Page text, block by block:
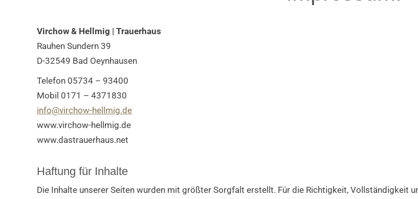
Virchow & Hellmig | Trauerhaus
Rauhen Sundern 39
D-32549 Bad Oeynhausen
Telefon 05734 – 93400
Mobil 0171 – 4371830
info@virchow-hellmig.de
www.virchow-hellmig.de
www.dastrauerhaus.net
Haftung für Inhalte
Die Inhalte unserer Seiten wurden mit größter Sorgfalt erstellt. Für die Richtigkeit, Vollständigkeit